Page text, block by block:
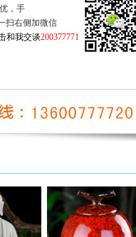
，手
扫右侧加微信
200377771